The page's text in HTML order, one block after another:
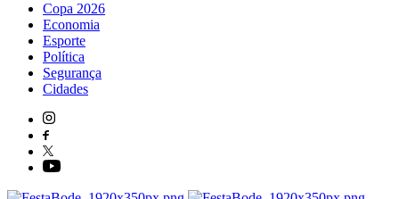
Copa 2026
Economia
Esporte
Política
Segurança
Cidades